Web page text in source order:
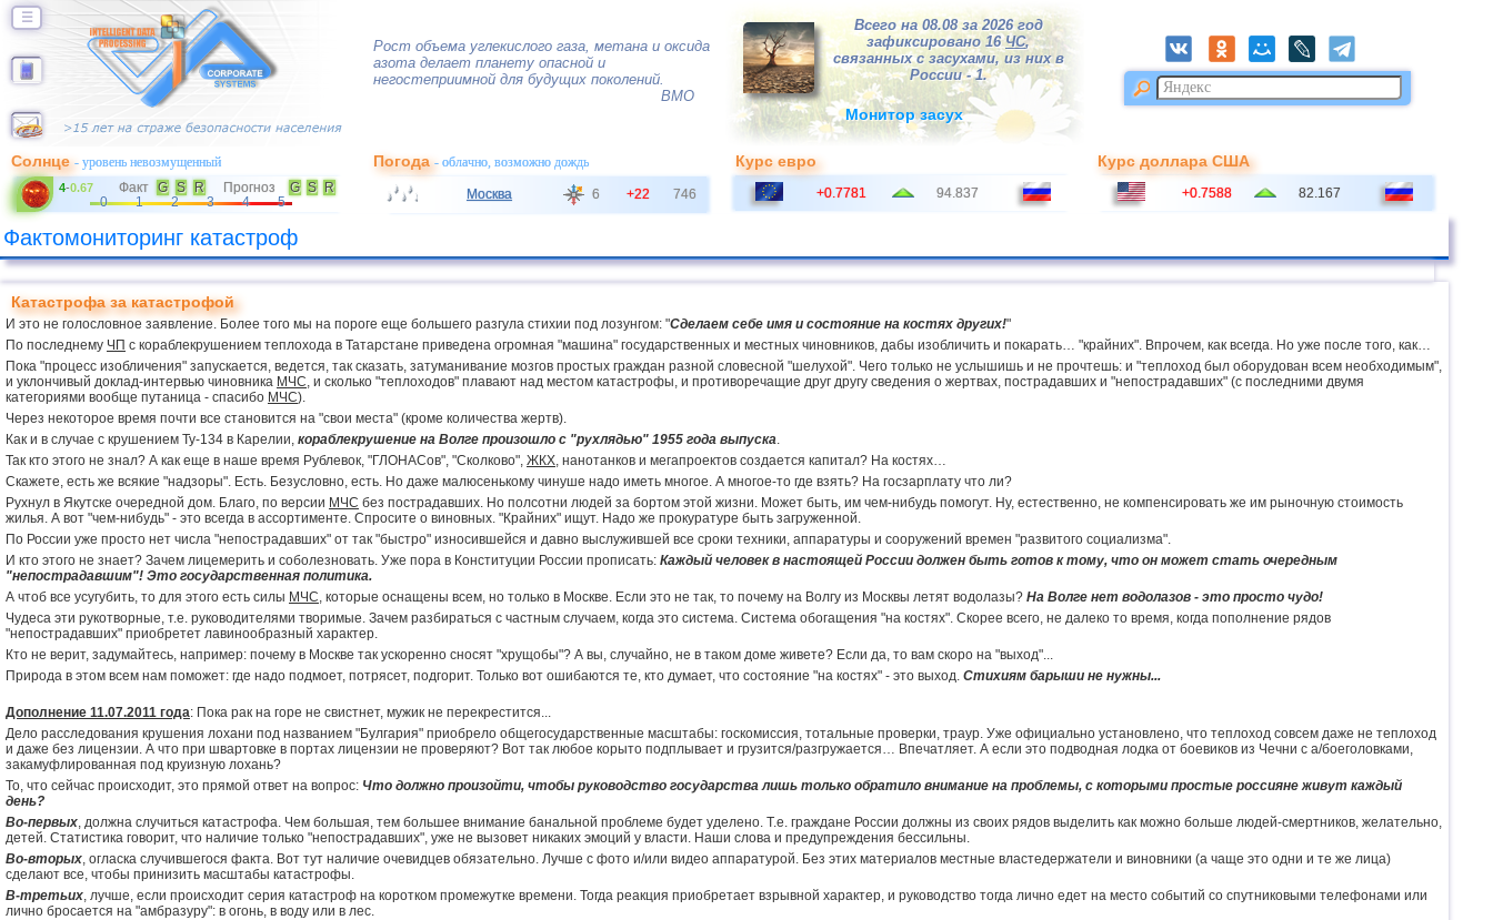
☰
Рост объема углекислого газа, метана и оксида
азота делает планету опасной и
негостеприимной для будущих поколений.
ВМО
Всего на 08.08 за 2026 год
зафиксировано 16ЧС,
связанных с засухами, из них в
России - 1.
Монитор засух
Солнце- уровень невозмущенный
4-0.67 Факт G S R Прогноз G S
R
0
1 2 3 4 5
Погода- облачно, возможно дождь
Москва 6 +22 746
Курс евро
+0.7781 94.837
Курс доллара США
+0.7588 82.167
Фактомониторинг катастроф
Катастрофа за катастрофой
И это не голословное заявление. Более того мы на пороге еще большего разгула стихии под лозунгом: "Сделаем себе имя и состояние на костях других!"
По последнему ЧП с кораблекрушением теплохода в Татарстане приведена огромная "машина" государственных и местных чиновников, дабы изобличить и покарать… "крайних". Впрочем, как всегда. Но уже после того, как…
Пока "процесс изобличения" запускается, ведется, так сказать, затуманивание мозгов простых граждан разной словесной "шелухой". Чего только не услышишь и не прочтешь: и "теплоход был оборудован всем необходимым",
и уклончивый доклад-интервью чиновника МЧС, и сколько "теплоходов" плавают над местом катастрофы, и противоречащие друг другу сведения о жертвах, пострадавших и "непострадавших" (с последними двумя
категориями вообще путаница - спасибо МЧС).
Через некоторое время почти все становится на "свои места" (кроме количества жертв).
Как и в случае с крушением Ту-134 в Карелии, кораблекрушение на Волге произошло с "рухлядью" 1955 года выпуска.
Так кто этого не знал? А как еще в наше время Рублевок, "ГЛОНАСов", "Сколково", ЖКХ, нанотанков и мегапроектов создается капитал? На костях…
Скажете, есть же всякие "надзоры". Есть. Безусловно, есть. Но даже малюсенькому чинуше надо иметь многое. А многое-то где взять? На госзарплату что ли?
Рухнул в Якутске очередной дом. Благо, по версии МЧС без пострадавших. Но полсотни людей за бортом этой жизни. Может быть, им чем-нибудь помогут. Ну, естественно, не компенсировать же им рыночную стоимость
жилья. А вот "чем-нибудь" - это всегда в ассортименте. Спросите о виновных. "Крайних" ищут. Надо же прокуратуре быть загруженной.
По России уже просто нет числа "непострадавших" от так "быстро" износившейся и давно выслужившей все сроки техники, аппаратуры и сооружений времен "развитого социализма".
И кто этого не знает? Зачем лицемерить и соболезновать. Уже пора в Конституции России прописать: Каждый человек в настоящей России должен быть готов к тому, что он может стать очередным
"непострадавшим"! Это государственная политика.
А чтоб все усугубить, то для этого есть силы МЧС, которые оснащены всем, но только в Москве. Если это не так, то почему на Волгу из Москвы летят водолазы? На Волге нет водолазов - это просто чудо!
Чудеса эти рукотворные, т.е. руководителями творимые. Зачем разбираться с частным случаем, когда это система. Система обогащения "на костях". Скорее всего, не далеко то время, когда пополнение рядов
"непострадавших" приобретет лавинообразный характер.
Кто не верит, задумайтесь, например: почему в Москве так ускоренно сносят "хрущобы"? А вы, случайно, не в таком доме живете? Если да, то вам скоро на "выход"...
Природа в этом всем нам поможет: где надо подмоет, потрясет, подгорит. Только вот ошибаются те, кто думает, что состояние "на костях" - это выход. Стихиям барыши не нужны...
Дополнение 11.07.2011 года: Пока рак на горе не свистнет, мужик не перекрестится...
Дело расследования крушения лохани под названием "Булгария" приобрело общегосударственные масштабы: госкомиссия, тотальные проверки, траур. Уже официально установлено, что теплоход совсем даже не теплоход
и даже без лицензии. А что при швартовке в портах лицензии не проверяют? Вот так любое корыто подплывает и грузится/разгружается… Впечатляет. А если это подводная лодка от боевиков из Чечни с а/боеголовками,
закамуфлированная под круизную лохань?
То, что сейчас происходит, это прямой ответ на вопрос: Что должно произойти, чтобы руководство государства лишь только обратило внимание на проблемы, с которыми простые россияне живут каждый
день?
Во-первых, должна случиться катастрофа. Чем большая, тем большее внимание банальной проблеме будет уделено. Т.е. граждане России должны из своих рядов выделить как можно больше людей-смертников, желательно,
детей. Статистика говорит, что наличие только "непострадавших", уже не вызовет никаких эмоций у власти. Наши слова и предупреждения бессильны.
Во-вторых, огласка случившегося факта. Вот тут наличие очевидцев обязательно. Лучше с фото и/или видео аппаратурой. Без этих материалов местные властедержатели и виновники (а чаще это одни и те же лица)
сделают все, чтобы принизить масштабы катастрофы.
В-третьих, лучше, если происходит серия катастроф на коротком промежутке времени. Тогда реакция приобретает взрывной характер, и руководство тогда лично едет на место событий со спутниковыми телефонами или
лично бросается на "амбразуру": в огонь, в воду или в лес.